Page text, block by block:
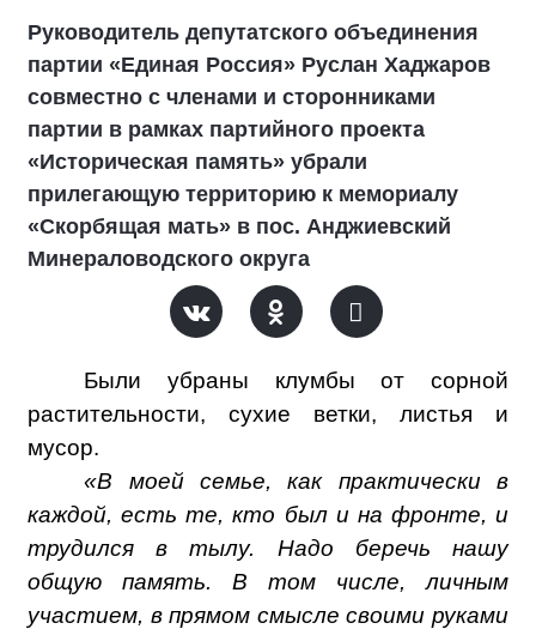
Руководитель депутатского объединения
партии «Единая Россия» Руслан Хаджаров
совместно с членами и сторонниками
партии в рамках партийного проекта
«Историческая память» убрали
прилегающую территорию к мемориалу
«Скорбящая мать» в пос. Анджиевский
Минераловодского округа
Были убраны клумбы от сорной
растительности, сухие ветки, листья и
мусор.
«В моей семье, как практически в
каждой, есть те, кто был и на фронте, и
трудился в тылу. Надо беречь нашу
общую память. В том числе, личным
участием, в прямом смысле своими руками